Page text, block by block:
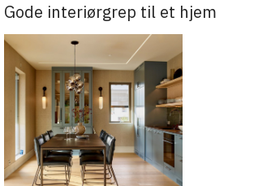
Gode interiørgrep til et hjem